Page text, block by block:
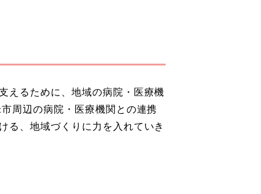
えるために、地域の病院・医療機
周辺の病院・医療機関との連携
る、地域づくりに力を入れていき